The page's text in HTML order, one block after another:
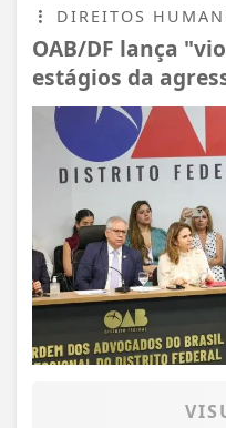
DIREITOS
OAB/DF lança
estágios da